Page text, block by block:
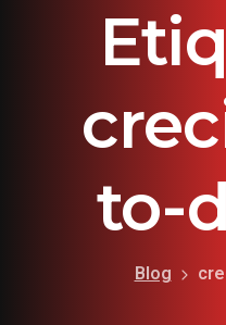
to-
Blog